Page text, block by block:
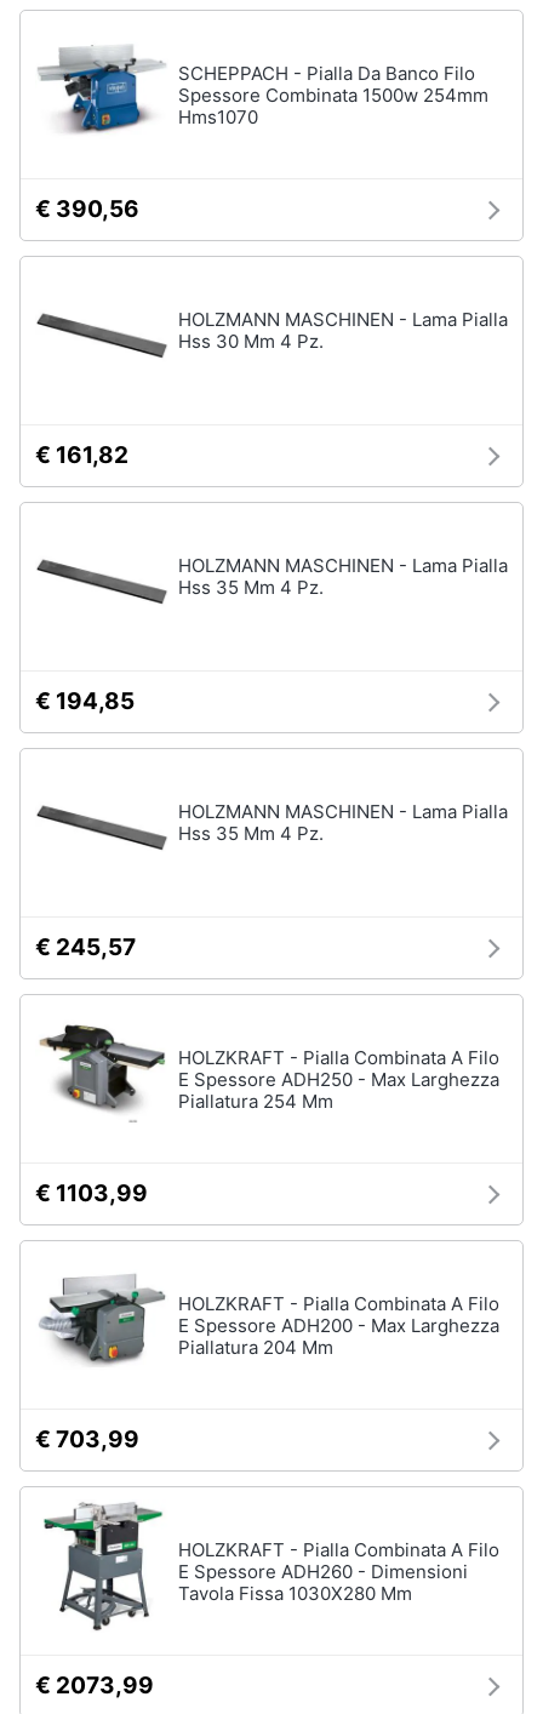
Clima
Arredo
Giardinaggio
Salute
igiene
Giocattoli
Prima
Fotografia
Abbigliamento
Libri,
ricorrenze
Promozioni
Servizi
Esci
SCHEPPACH - Pialla Da Banco Filo
Spessore Combinata 1500w 254mm
Hms1070
€ 390,56
HOLZMANN MASCHINEN - Lama Pialla
Hss 30 Mm 4 Pz.
€ 161,82
HOLZMANN MASCHINEN - Lama Pialla
Hss 35 Mm 4 Pz.
€ 194,85
HOLZMANN MASCHINEN - Lama Pialla
Hss 35 Mm 4 Pz.
€ 245,57
HOLZKRAFT - Pialla Combinata A Filo
E Spessore ADH250 - Max Larghezza
Piallatura 254 Mm
€ 1103,99
HOLZKRAFT - Pialla Combinata A Filo
E Spessore ADH200 - Max Larghezza
Piallatura 204 Mm
€ 703,99
HOLZKRAFT - Pialla Combinata A Filo
E Spessore ADH260 - Dimensioni
Tavola Fissa 1030X280 Mm
€ 2073,99